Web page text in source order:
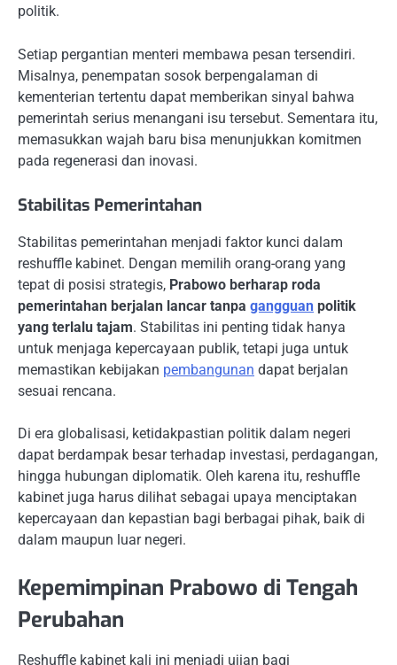
politik.
Setiap pergantian menteri membawa pesan tersendiri.
Misalnya, penempatan sosok berpengalaman di
kementerian tertentu dapat memberikan sinyal bahwa
pemerintah serius menangani isu tersebut. Sementara itu,
memasukkan wajah baru bisa menunjukkan komitmen
pada regenerasi dan inovasi.
Stabilitas Pemerintahan
Stabilitas pemerintahan menjadi faktor kunci dalam
reshuffle kabinet. Dengan memilih orang-orang yang
tepat di posisi strategis, Prabowo berharap roda
pemerintahan berjalan lancar tanpa gangguan politik
yang terlalu tajam. Stabilitas ini penting tidak hanya
untuk menjaga kepercayaan publik, tetapi juga untuk
memastikan kebijakan pembangunan dapat berjalan
sesuai rencana.
Di era globalisasi, ketidakpastian politik dalam negeri
dapat berdampak besar terhadap investasi, perdagangan,
hingga hubungan diplomatik. Oleh karena itu, reshuffle
kabinet juga harus dilihat sebagai upaya menciptakan
kepercayaan dan kepastian bagi berbagai pihak, baik di
dalam maupun luar negeri.
Kepemimpinan Prabowo di Tengah
Perubahan
Reshuffle kabinet kali ini menjadi ujian bagi